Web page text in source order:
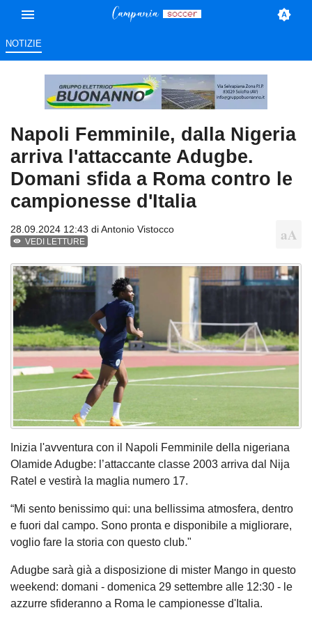
NOTIZIE
Napoli Femminile, dalla Nigeria
arriva l'attaccante Adugbe.
Domani sfida a Roma contro le
campionesse d'Italia
28.09.2024 12:43 diAntonio Vistocco
VEDI LETTURE
Inizia l'avventura con il Napoli Femminile della nigeriana
Olamide Adugbe: l’attaccante classe 2003 arriva dal Nija
Ratel e vestirà la maglia numero 17.
“Mi sento benissimo qui: una bellissima atmosfera, dentro
e fuori dal campo. Sono pronta e disponibile a migliorare,
voglio fare la storia con questo club."
Adugbe sarà già a disposizione di mister Mango in questo
weekend: domani - domenica 29 settembre alle 12:30 - le
azzurre sfideranno a Roma le campionesse d'Italia.